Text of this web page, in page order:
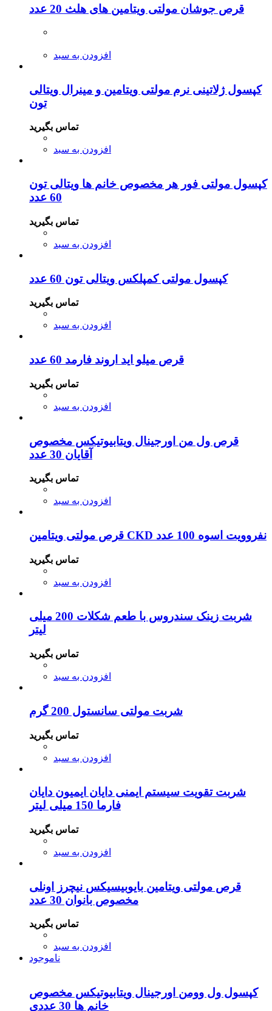
قرص جوشان مولتی ویتامین های هلث 20 عدد
افزودن به سبد
کپسول ژلاتینی نرم مولتی ویتامین و مینرال ویتالی
تون
تماس بگیرید
افزودن به سبد
کپسول مولتی فور هر مخصوص خانم ها ویتالی تون
60 عدد
تماس بگیرید
افزودن به سبد
کپسول مولتی کمپلکس ویتالی تون 60 عدد
تماس بگیرید
افزودن به سبد
قرص میلو اید اروند فارمد 60 عدد
تماس بگیرید
افزودن به سبد
قرص ول من اورجینال ویتابیوتیکس مخصوص
آقایان 30 عدد
تماس بگیرید
افزودن به سبد
قرص مولتی ویتامین CKD نفروویت اسوه 100 عدد
تماس بگیرید
افزودن به سبد
شربت زینک سندروس با طعم شکلات 200 میلی
لیتر
تماس بگیرید
افزودن به سبد
شربت مولتی سانستول 200 گرم
تماس بگیرید
افزودن به سبد
شربت تقویت سیستم ایمنی دایان ایمیون دایان
فارما 150 میلی لیتر
تماس بگیرید
افزودن به سبد
قرص مولتی ویتامین بایوبیسیکس نیچرز اونلی
مخصوص بانوان 30 عدد
تماس بگیرید
افزودن به سبد
ناموجود
کپسول ول وومن اورجینال ویتابیوتیکس مخصوص
خانم ها 30 عددی